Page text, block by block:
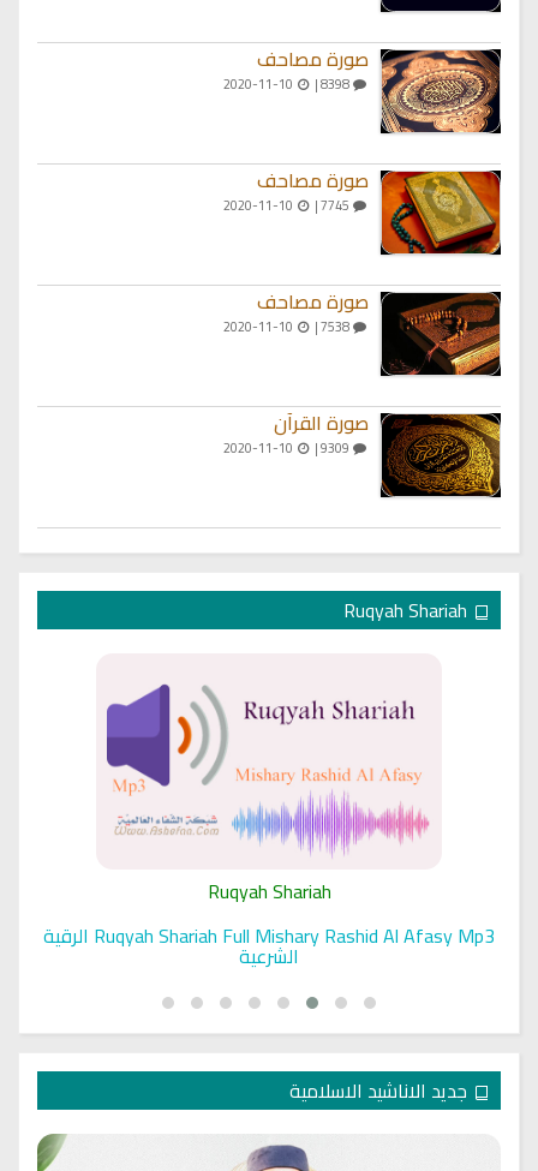
صورة مصاحف
8398 |
صورة مصاحف
صورة مصاحف
7538 |
صورة القرآن
Ruqyah Shariah
Ruqyah Shariah Full Mishary Rashid Al Afasy Mp3 الرقية
الشرعية
جديد الاناشيد الاسلامية